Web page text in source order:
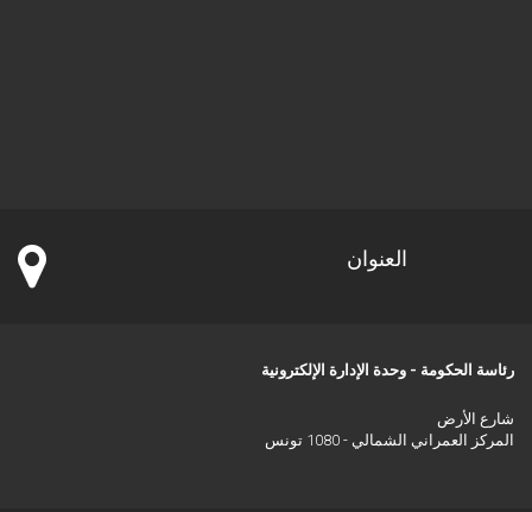
العنوان
رئاسة الحكومة - وحدة الإدارة الإلكترونية
شارع الأرض
المركز العمراني الشمالي - 1080 تونس